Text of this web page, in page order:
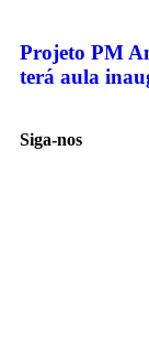
Projeto PM
terá aula
Siga-nos